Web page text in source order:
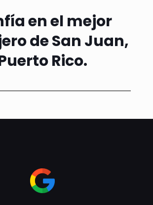
en el mejor
de San Juan,
Rico.